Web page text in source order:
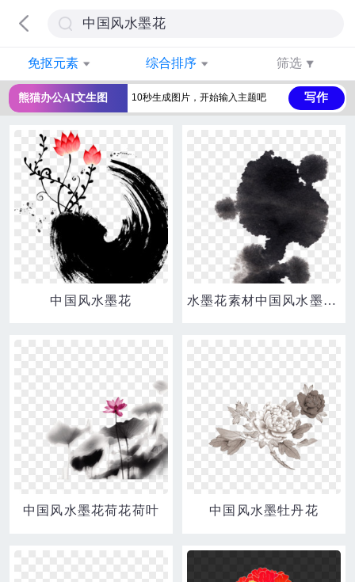
免抠元素 综合排序 筛选
熊猫办公AI文生图 写作
中国风水墨花 水墨花素材中国风水墨图片 中国风墨迹墨点
中国风水墨花荷花荷叶 中国风水墨牡丹花